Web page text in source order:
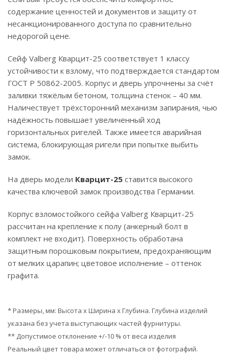
содержание ценностей и документов и защиту от
несанкционированного доступа по сравнительно
недорогой цене.
Сейф Valberg Кварцит-25 соответствует 1 классу
устойчивости к взлому, что подтверждается стандартом
ГОСТ Р 50862-2005. Корпус и дверь упрочнены за счёт
заливки тяжёлым бетоном, толщина стенок – 40 мм.
Наличествует трёхсторонний механизм запирания, чью
надёжность повышает увеличенный ход
горизонтальных ригелей. Также имеется аварийная
система, блокирующая ригели при попытке выбить
замок.
На дверь модели Кварцит-25 ставится высокого
качества ключевой замок производства Германии.
Корпус взломостойкого сейфа Valberg Кварцит-25
рассчитан на крепление к полу (анкерный болт в
комплект не входит). Поверхность обработана
защитным порошковым покрытием, предохраняющим
от мелких царапин; цветовое исполнение – оттенок
графита.
* Размеры, мм: Высота x Ширина x Глубина. Глубина изделий
указана без учета выступающих частей фурнитуры.
** Допустимое отклонение +/-10 % от веса изделия
Реальный цвет товара может отличаться от фотографий.